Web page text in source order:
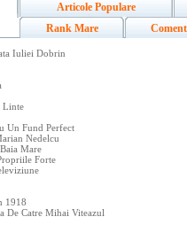
Articole Populare
Rank Mare
Iuliei Dobrin
Linte
Un Fund Perfect
Nedelcu
Mare
Forte
1918
De Catre Mihai Viteazul